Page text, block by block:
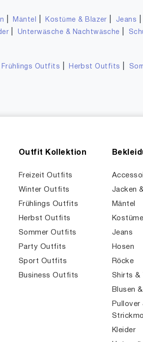
Mäntel Kostüme & Blazer Jeans
Unterwäsche & Nachtwäsche
Frühlings Outfits Herbst Outfits
Outfit Kollektion
Freizeit Outfits
Winter Outfits
Frühlings Outfits
Herbst Outfits
Sommer Outfits
Party Outfits
Sport Outfits
Business Outfits
Jacken
Mäntel
Jeans
Hosen
Röcke
Shirts &
Blusen
Pullover
Kleider